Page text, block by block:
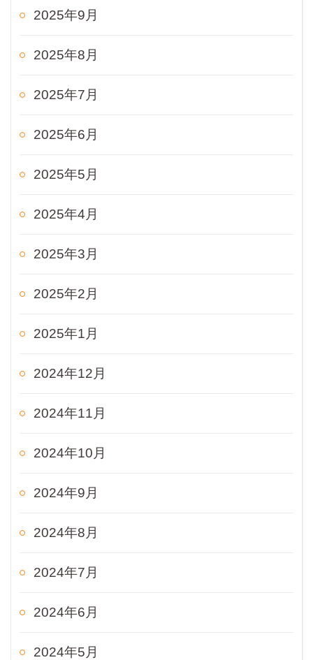
2025年9月
2025年8月
2025年7月
2025年6月
2025年5月
2025年4月
2025年3月
2025年2月
2025年1月
2024年12月
2024年11月
2024年10月
2024年9月
2024年8月
2024年7月
2024年6月
2024年5月